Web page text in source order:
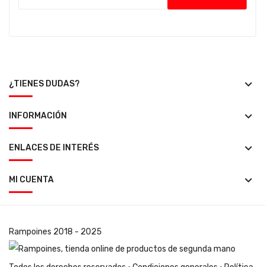
¿TIENES DUDAS? keyboard_arrow_down
INFORMACIÓN keyboard_arrow_down
ENLACES DE INTERÉS keyboard_arrow_down
MI CUENTA keyboard_arrow_down
Rampoines 2018 - 2025